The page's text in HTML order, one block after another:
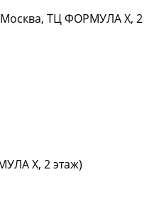
ТЦ ФОРМУЛА Х, 2
Х, 2 этаж)